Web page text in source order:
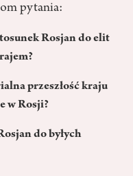
pytania:
Rosjan do elit
przeszłość kraju
w Rosji?
do byłych